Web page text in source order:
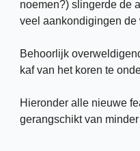
noemen?) slingerde de
veel aankondigingen de
Behoorlijk
kaf van het koren te
Hieronder alle nieuwe
gerangschikt van